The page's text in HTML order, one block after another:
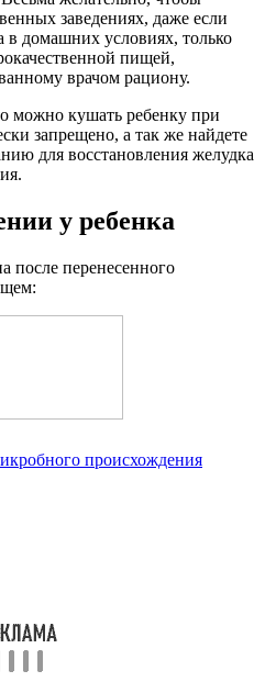
заведениях, даже если
в домашних условиях, только
пищей,
врачом рациону.
можно кушать ребенку при
запрещено, а так же найдете
для восстановления желудка
у ребенка
перенесенного
происхождения